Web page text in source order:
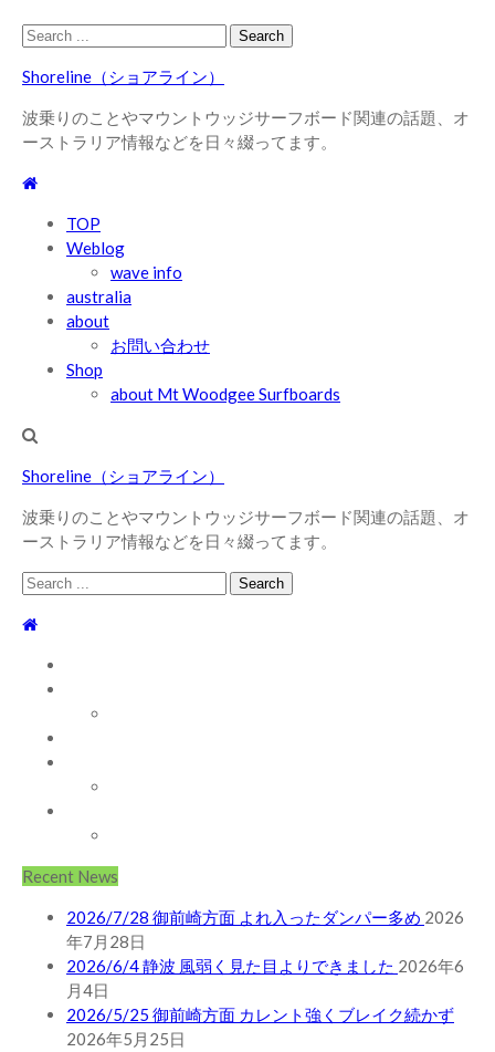
Skip
navigation
Skip
content
Search
Shoreline（ショアライン）
波乗りのことやマウントウッジサーフボード関連の話題、オ
ーストラリア情報などを日々綴ってます。
TOP
Weblog
wave info
australia
about
お問い合わせ
Shop
about Mt Woodgee Surfboards
Shoreline（ショアライン）
波乗りのことやマウントウッジサーフボード関連の話題、オ
ーストラリア情報などを日々綴ってます。
Search
Recent News
2026/7/28 御前崎方面 よれ入ったダンパー多め 2026
年7月28日
2026/6/4 静波 風弱く見た目よりできました 2026年6
月4日
2026/5/25 御前崎方面 カレント強くブレイク続かず
2026年5月25日